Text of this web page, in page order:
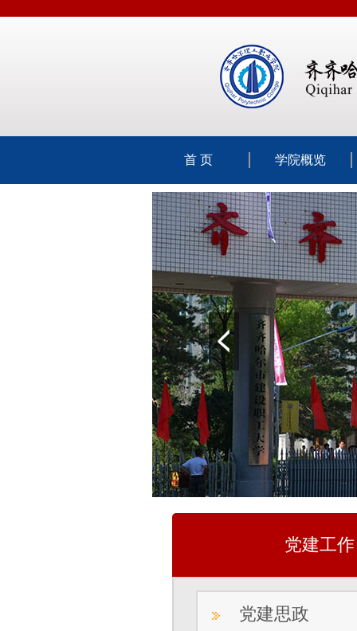
首 页 学院概览
党建工作
党建思政